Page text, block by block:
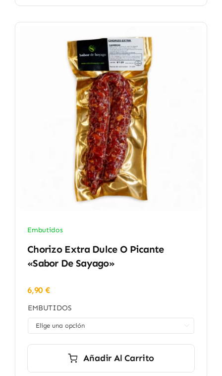
Embutidos
Chorizo Extra Dulce O Picante
«Sabor De Sayago»
6,90€
EMBUTIDOS
Añadir Al Carrito